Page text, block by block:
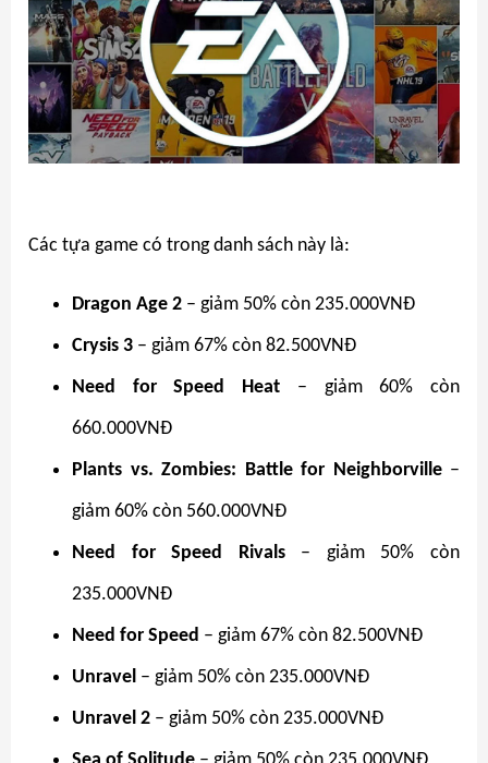
Các tựa game có trong danh sách này là:
Dragon Age 2 – giảm 50% còn 235.000VNĐ
Crysis 3 – giảm 67% còn 82.500VNĐ
Need for Speed Heat – giảm 60% còn
660.000VNĐ
Plants vs. Zombies: Battle for Neighborville–
giảm 60% còn 560.000VNĐ
Need for Speed Rivals– giảm 50% còn
235.000VNĐ
Need for Speed – giảm 67% còn 82.500VNĐ
Unravel – giảm 50% còn 235.000VNĐ
Unravel 2 – giảm 50% còn 235.000VNĐ